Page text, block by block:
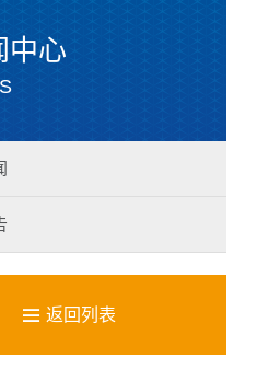
中心
 返回列表